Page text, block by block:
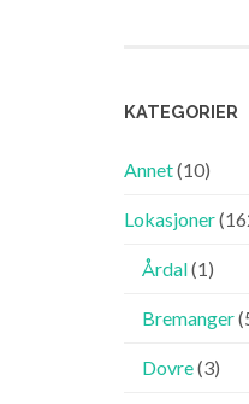
KATEGORIER
Annet(10)
Lokasjoner
Årdal(1)
Bremanger
Dovre(3)